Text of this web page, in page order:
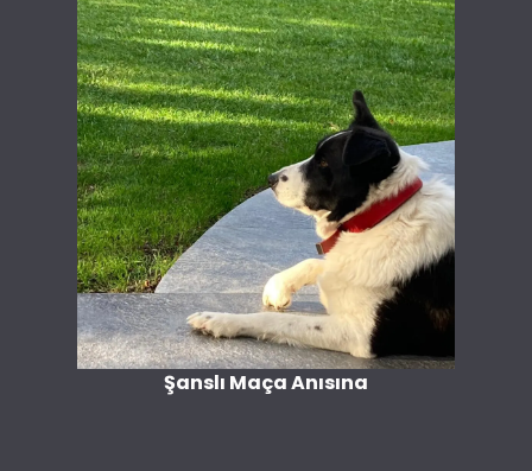
Şanslı Maça Anısına